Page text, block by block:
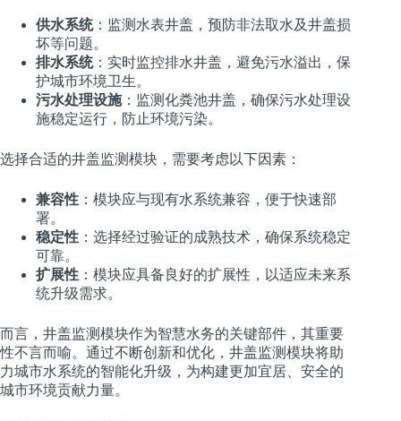
供水系统：监测水表井盖，预防非法取水及井盖损
坏等问题。
排水系统：实时监控排水井盖，避免污水溢出，保
护城市环境卫生。
污水处理设施：监测化粪池井盖，确保污水处理设
施稳定运行，防止环境污染。
选择合适的井盖监测模块，需要考虑以下因素：
兼容性 ：模块应与现有水系统兼容，便于快速部
署。
稳定性 ：选择经过验证的成熟技术，确保系统稳定
可靠。
扩展性 ：模块应具备良好的扩展性，以适应未来系
统升级需求。
而言，井盖监测模块作为智慧水务的关键部件，其重要
性不言而喻。通过不断创新和优化，井盖监测模块将助
力城市水系统的智能化升级，为构建更加宜居、安全的
城市环境贡献力量。